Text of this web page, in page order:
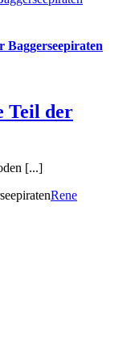
Baggerseepiraten
Teil der
[...]
Rene